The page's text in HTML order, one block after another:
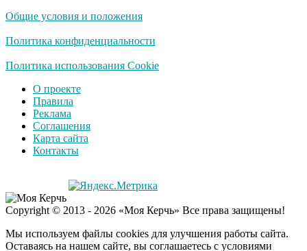
Общие условия и положения
Политика конфиденциальности
Политика использования Cookie
О проекте
Правила
Реклама
Соглашения
Карта сайта
Контакты
Copyright © 2013 - 2026 «Моя Керчь» Все права защищены!
Мы используем файлы cookies для улучшения работы сайта.
Оставаясь на нашем сайте, вы соглашаетесь с условиями